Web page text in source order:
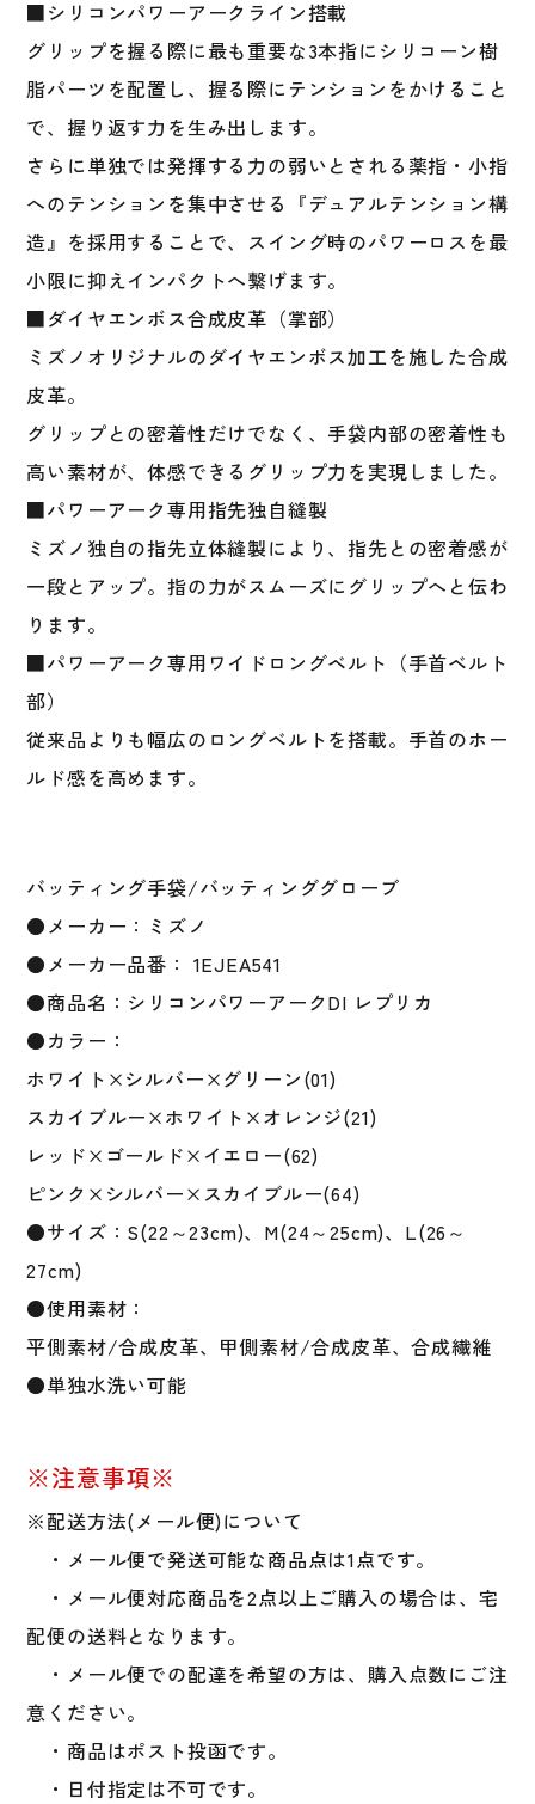
カ
水
洗
い
可
バ
ッ
ィ
ン
グ
グ
ラ
ブ
バ
ッ
テ
ィ
ン
手
袋
バ
ッ
テ
1EJEA541
個
■シリコンパワーアークライン搭載
グリップを握る際に最も重要な3本指にシリコーン樹
脂パーツを配置し、握る際にテンションをかけること
で、握り返す力を生み出します。
さらに単独では発揮する力の弱いとされる薬指・小指
へのテンションを集中させる『デュアルテンション構
造』を採用することで、スイング時のパワーロスを最
小限に抑えインパクトへ繋げます。
■ダイヤエンボス合成皮革（掌部）
ミズノオリジナルのダイヤエンボス加工を施した合成
皮革。
グリップとの密着性だけでなく、手袋内部の密着性も
高い素材が、体感できるグリップ力を実現しました。
■パワーアーク専用指先独自縫製
ミズノ独自の指先立体縫製により、指先との密着感が
一段とアップ。指の力がスムーズにグリップへと伝わ
ります。
■パワーアーク専用ワイドロングベルト（手首ベルト
部）
従来品よりも幅広のロングベルトを搭載。手首のホー
ルド感を高めます。
バッティング手袋/バッティンググローブ
●メーカー：ミズノ
●メーカー品番： 1EJEA541
●商品名：シリコンパワーアークDI レプリカ
●カラー：
ホワイト×シルバー×グリーン(01)
スカイブルー×ホワイト×オレンジ(21)
レッド×ゴールド×イエロー(62)
ピンク×シルバー×スカイブルー(64)
●サイズ：S(22～23cm)、M(24～25cm)、L(26～
27cm)
●使用素材：
平側素材/合成皮革、甲側素材/合成皮革、合成繊維
●単独水洗い可能
※注意事項※
※配送方法(メール便)について
・メール便で発送可能な商品点は1点です。
・メール便対応商品を2点以上ご購入の場合は、宅
配便の送料となります。
・メール便での配達を希望の方は、購入点数にご注
意ください。
・商品はポスト投函です。
・日付指定は不可です。